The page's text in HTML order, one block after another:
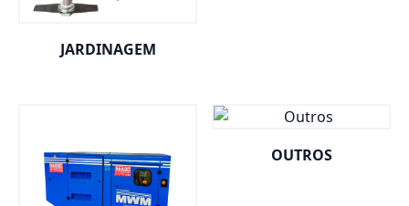
JARDINAGEM
OUTROS